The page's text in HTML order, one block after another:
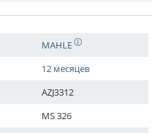
MAHLE
12 месяцев
AZJ3312
MS 326